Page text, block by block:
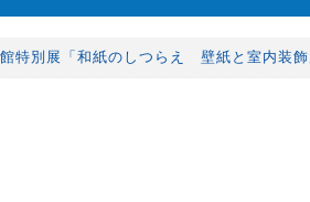
特別展「和紙のしつらえ 壁紙と室内装